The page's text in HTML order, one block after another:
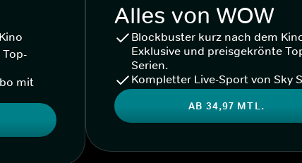
mit
Alles von WOW
Blockbuster kurz nach dem
Exklusive und preisgekrönte
Serien.
Kompletter Live-Sport von Sky
AB 34,97 MTL.